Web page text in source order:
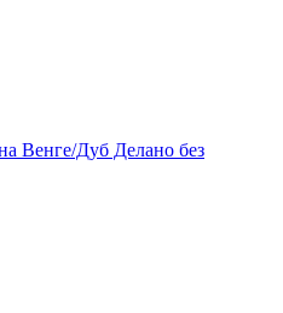
Венге/Дуб Делано без